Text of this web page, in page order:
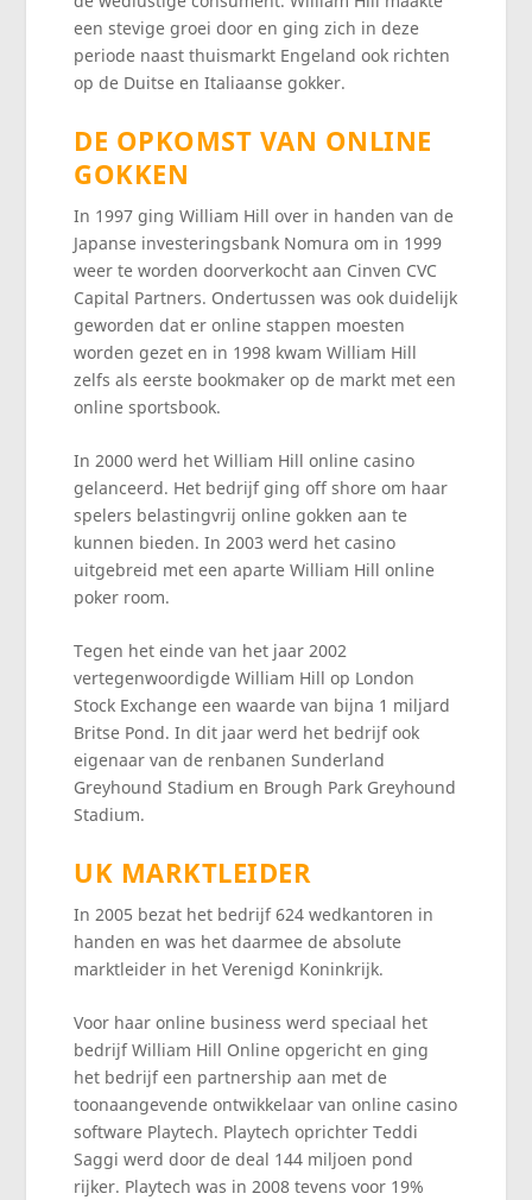
een stevige groei door en ging zich in deze
periode naast thuismarkt Engeland ook richten
op de Duitse en Italiaanse gokker.
DE OPKOMST VAN ONLINE
GOKKEN
In 1997 ging William Hill over in handen van de
Japanse investeringsbank Nomura om in 1999
weer te worden doorverkocht aan Cinven CVC
Capital Partners. Ondertussen was ook duidelijk
geworden dat er online stappen moesten
worden gezet en in 1998 kwam William Hill
zelfs als eerste bookmaker op de markt met een
online sportsbook.
In 2000 werd het William Hill online casino
gelanceerd. Het bedrijf ging off shore om haar
spelers belastingvrij online gokken aan te
kunnen bieden. In 2003 werd het casino
uitgebreid met een aparte William Hill online
poker room.
Tegen het einde van het jaar 2002
vertegenwoordigde William Hill op London
Stock Exchange een waarde van bijna 1 miljard
Britse Pond. In dit jaar werd het bedrijf ook
eigenaar van de renbanen Sunderland
Greyhound Stadium en Brough Park Greyhound
Stadium.
UK MARKTLEIDER
In 2005 bezat het bedrijf 624 wedkantoren in
handen en was het daarmee de absolute
marktleider in het Verenigd Koninkrijk.
Voor haar online business werd speciaal het
bedrijf William Hill Online opgericht en ging
het bedrijf een partnership aan met de
toonaangevende ontwikkelaar van online casino
software Playtech. Playtech oprichter Teddi
Saggi werd door de deal 144 miljoen pond
rijker. Playtech was in 2008 tevens voor 19%